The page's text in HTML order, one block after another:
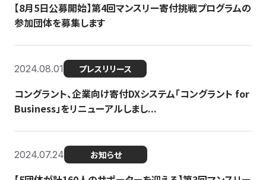
【8月5日公募開始】第4回マンスリー寄付挑戦プログラムの
参加団体を募集します
2024.08.01 プレスリリース
コングラント、企業向け寄付DXシステム「コングラント for
Business」をリニューアルしまし...
2024.07.24 お知らせ